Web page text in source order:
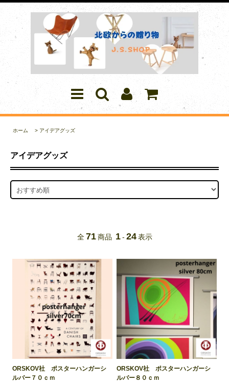
ホーム > アイデアグッズ
アイデアグッズ
全 71 商品 1 - 24 表示
ORSKOV社 ポスターハンガーシ
ルバー７０ｃｍ
ORSKOV社 ポスターハンガーシ
ルバー８０ｃｍ